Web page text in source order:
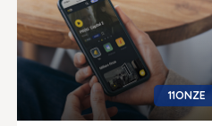
11ONZE